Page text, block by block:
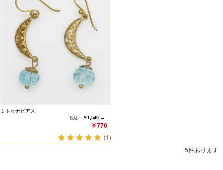
ミトゥナピアス
￥1,540 →
￥770
(1)
5件あります